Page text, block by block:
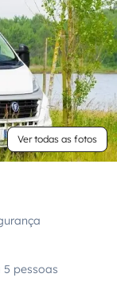
Ver todas as fotos
pessoas